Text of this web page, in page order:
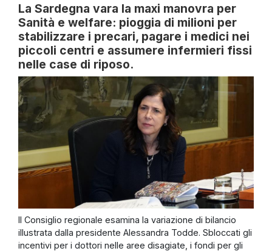
La Sardegna vara la maxi manovra per
Sanità e welfare: pioggia di milioni per
stabilizzare i precari, pagare i medici nei
piccoli centri e assumere infermieri fissi
nelle case di riposo.
Il Consiglio regionale esamina la variazione di bilancio
illustrata dalla presidente Alessandra Todde. Sbloccati gli
incentivi per i dottori nelle aree disagiate, i fondi per gli